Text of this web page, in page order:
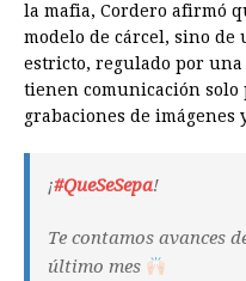
la mafia, Cordero afirmó
modelo de cárcel, sino
estricto, regulado por una
tienen comunicación solo
grabaciones de imágenes
¡#QueSeSepa!
Te contamos avances
último mes